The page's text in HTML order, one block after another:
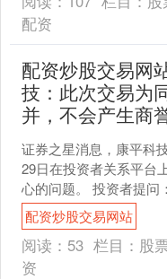
配资
配资炒股交易网
技：此次交易为
并，不会产生商
证券之星消息，康平科
29日在投资者关系平台
心的问题。 投资者提问
溢价收购大股东资产，3
高的商....
配资炒股交易网站
阅读： 53 栏目： 股
资